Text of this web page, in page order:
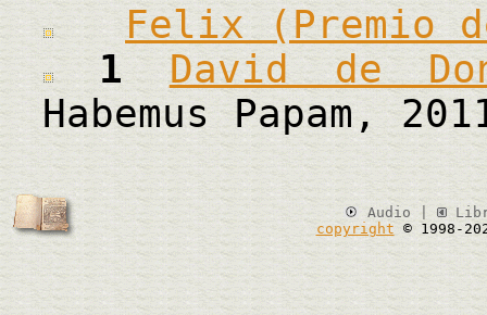
Felix (Premio
1David de
Habemus Papam,
Audio |
copyright © 1998-